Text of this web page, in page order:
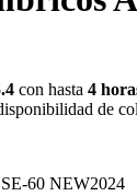
con hasta 4
de